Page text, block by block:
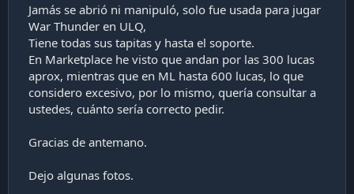
Jamás se abrió ni manipuló, solo fue usada para jugar
War Thunder en ULQ,
Tiene todas sus tapitas y hasta el soporte.
En Marketplace he visto que andan por las 300 lucas
aprox, mientras que en ML hasta 600 lucas, lo que
considero excesivo, por lo mismo, quería consultar a
ustedes, cuánto sería correcto pedir.
Gracias de antemano.
Dejo algunas fotos.